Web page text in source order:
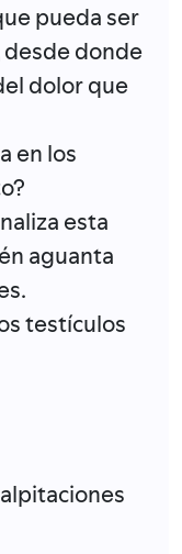
pueda ser
donde
dolor que
en los
esta
aguanta
testículos